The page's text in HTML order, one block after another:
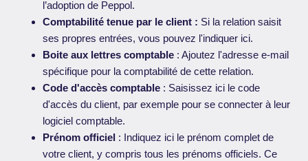
l’adoption de Peppol.
Comptabilité tenue par le client : Si la relation saisit
ses propres entrées, vous pouvez l'indiquer ici.
Boite aux lettres comptable : Ajoutez l'adresse e-mail
spécifique pour la comptabilité de cette relation.
Code d'accès comptable : Saisissez ici le code
d'accès du client, par exemple pour se connecter à leur
logiciel comptable.
Prénom officiel : Indiquez ici le prénom complet de
votre client, y compris tous les prénoms officiels. Ce